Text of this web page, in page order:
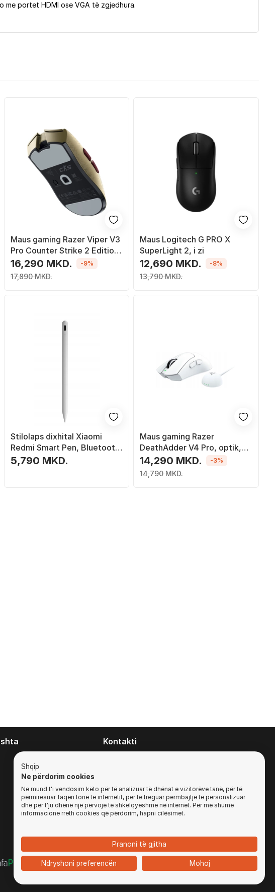
me portet HDMI ose VGA të zgjedhura.
Maus gaming Razer Viper V3
Pro Counter Strike 2 Edition,
wireless, 35K DPI, i zi
16,290 MKD.
17,890 MKD.
-9%
Maus Logitech G PRO X
SuperLight 2, i zi
12,690 MKD.
13,790 MKD.
-8%
Stilolaps dixhital Xiaomi
Redmi Smart Pen, Bluetooth,
i bardhë
5,790 MKD.
Maus gaming Razer
DeathAdder V4 Pro, optik,
wireless, i bardhë
14,290 MKD.
14,790 MKD.
-3%
Kontakti
Për kërkesa të ofertave:
b2b@zirafa50.mk
Shqip
Ne përdorim cookies
Ne mund t'i vendosim këto për të analizuar të dhënat e vizitorëve tanë, për të
përmirësuar faqen tonë të internetit, për të treguar përmbajtje të personalizuar
dhe për t'ju dhënë një përvojë të shkëlqyeshme në internet. Për më shumë
informacione rreth cookies që përdorim, hapni cilësimet.
Pranoni të gjitha
Ndryshoni preferencën Mohoj